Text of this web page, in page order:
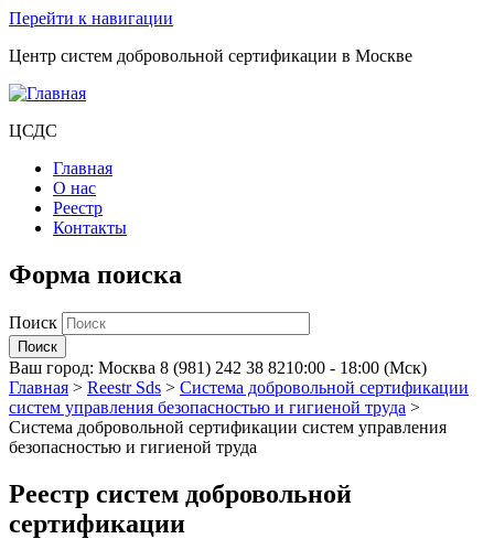
Перейти к навигации
Центр систем добровольной сертификации в Москве
ЦСДС
Главная
О нас
Реестр
Контакты
Форма поиска
Поиск
Ваш город: Москва 8 (981) 242 38 8210:00 - 18:00 (Мск)
Главная > Reestr Sds > Система добровольной сертификации
систем управления безопасностью и гигиеной труда >
Система добровольной сертификации систем управления
безопасностью и гигиеной труда
Реестр систем добровольной
сертификации